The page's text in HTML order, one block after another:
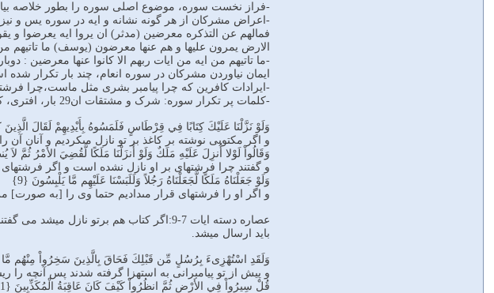
-فراز نخست سوره، موضوع اصلی سوره را بطور خلاصه
-اعراض مشرکان از هر گونه نشانه و ایه در سوره یس و
فمالهم عن التذکره معرضین (مدثر) ان یروا ایه یعرضوا
الارض یمرون علیها و هم عنها معرضون (یوسف) ما تاتیهم
-ما تاتیهم من ایه من ایات ربهم الا کانوا عنها معرضین :
ایمان نیاوردن مشرکان در سوره انعام، چند بار تکرار شده
-ایرادات کافرین که چرا پیامبر بشری مثل ماست،چرا
-کلمات پر تکرار سوره: شرک و مشتقات ان29 بار، افتری، کذب، زعم و خرص و علم، ایه 32 بار، صراط مستقیم 4 بار، قل 44بار، عدل رب هدایت رحمت، کتاب 13 بار، جن 4 بار
وَلَوْ نَزَّلْنَا عَلَيْكَ كِتَابًا فِي قِرْطَاسٍ فَلَمَسُوهُ بِأَيْدِيهِمْ لَقَالَ الَّذِينَ
و اگر مكتوبى نوشته بر كاغذ بر تو نازل مى‏كرديم و آنان
وَقَالُواْ لَوْلا أُنزِلَ عَلَيْهِ مَلَكٌ وَلَوْ أَنزَلْنَا مَلَكًا لَّقُضِيَ الأمْرُ ثُمَّ لاَ
و گفتند چرا فرشته‏اى بر او نازل نشده است و اگر فرشته‏اى
وَلَوْ جَعَلْنَاهُ مَلَكًا لَّجَعَلْنَاهُ رَجُلاً وَلَلَبَسْنَا عَلَيْهِم مَّا يَلْبِسُونَ {9}
و اگر او را فرشته‏اى قرار مى‏داديم حتما وى را [به صورت]
عصاره دسته ایات 7-9:اگر کتاب هم برتو
باید ارسال میشد.
وَلَقَدِ اسْتُهْزِىءَ بِرُسُلٍ مِّن قَبْلِكَ فَحَاقَ بِالَّذِينَ سَخِرُواْ مِنْهُم مَّا
و پيش از تو پيامبرانى به استهزا گرفته شدند پس آنچه را
قُلْ سِيرُواْ فِي الأَرْضِ ثُمَّ انظُرُواْ كَيْفَ كَانَ عَاقِبَةُ الْمُكَذِّبِينَ {11}